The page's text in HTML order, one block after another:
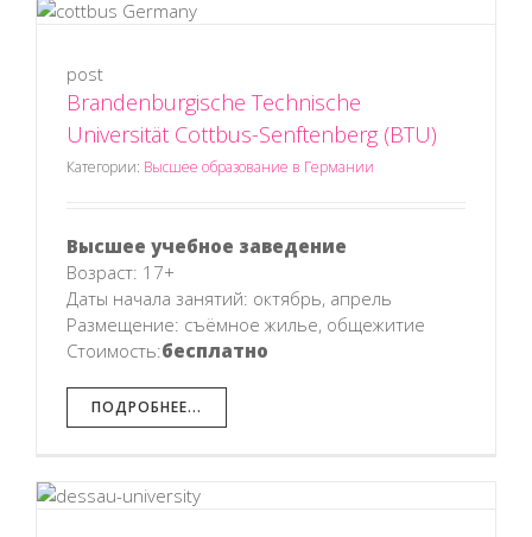
post
Brandenburgische Technische
Universität Cottbus-Senftenberg (BTU)
Категории: Высшее образование в Германии
Высшее учебное заведение
Возраст: 17+
Даты начала занятий: октябрь, апрель
Размещение: съёмное жилье, общежитие
Стоимость:бесплатно
ПОДРОБНЕЕ...